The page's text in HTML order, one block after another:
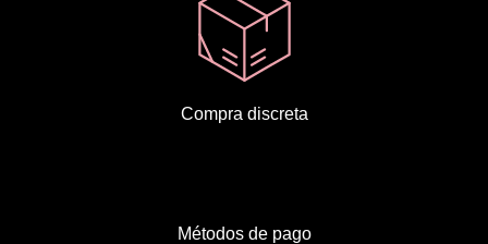
Compra discreta
Métodos de pago